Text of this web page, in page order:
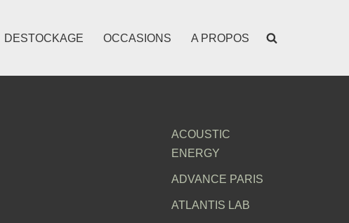
DESTOCKAGE OCCASIONS A PROPOS
ACOUSTIC
ENERGY
ADVANCE PARIS
ATLANTIS LAB